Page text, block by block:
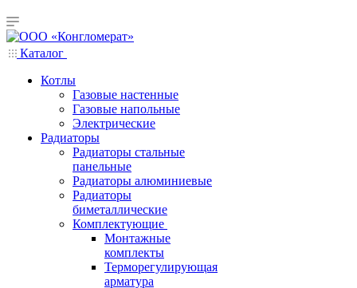
Каталог
Котлы
Газовые настенные
Газовые напольные
Электрические
Радиаторы
Радиаторы стальные
панельные
Радиаторы алюминиевые
Радиаторы
биметаллические
Комплектующие
Монтажные
комплекты
Терморегулирующая
арматура